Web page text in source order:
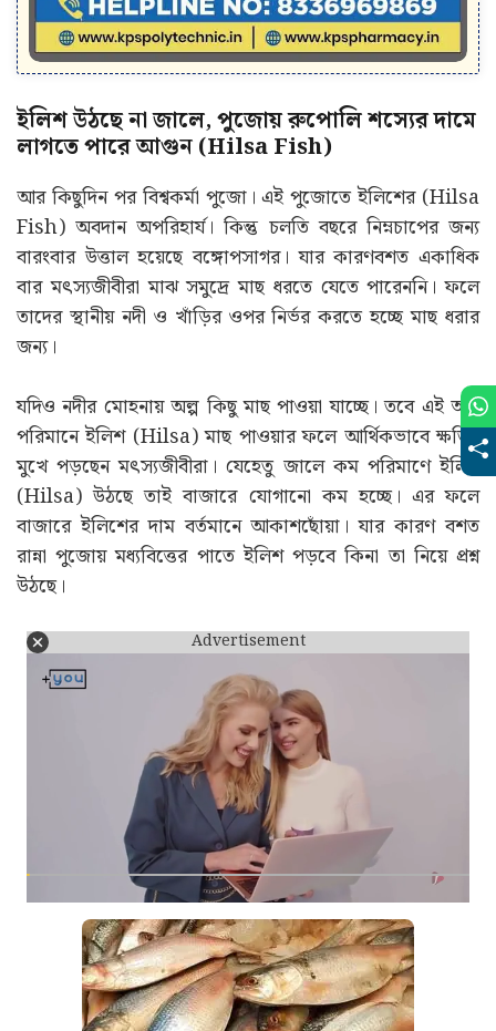
ইলিশ উঠছে না জালে, পুজোয় রুপোলি শস্যের দামে
লাগতে পারে আগুন (Hilsa Fish)
আর কিছুদিন পর বিশ্বকর্মা পুজো। এই পুজোতে ইলিশের (Hilsa
Fish) অবদান অপরিহার্য। কিন্তু চলতি বছরে নিম্নচাপের জন্য
বারংবার উত্তাল হয়েছে বঙ্গোপসাগর। যার কারণবশত একাধিক
বার মৎস্যজীবীরা মাঝ সমুদ্রে মাছ ধরতে যেতে পারেননি। ফলে
তাদের স্থানীয় নদী ও খাঁড়ির ওপর নির্ভর করতে হচ্ছে মাছ ধরার
জন্য।
যদিও নদীর মোহনায় অল্প কিছু মাছ পাওয়া যাচ্ছে। তবে এই অল্প
পরিমানে ইলিশ (Hilsa) মাছ পাওয়ার ফলে আর্থিকভাবে ক্ষতির
মুখে পড়ছেন মৎস্যজীবীরা। যেহেতু জালে কম পরিমাণে ইলিশ
(Hilsa) উঠছে তাই বাজারে যোগানো কম হচ্ছে। এর ফলে
বাজারে ইলিশের দাম বর্তমানে আকাশছোঁয়া। যার কারণ বশত
রান্না পুজোয় মধ্যবিত্তের পাতে ইলিশ পড়বে কিনা তা নিয়ে প্রশ্ন
উঠছে।
Advertisement